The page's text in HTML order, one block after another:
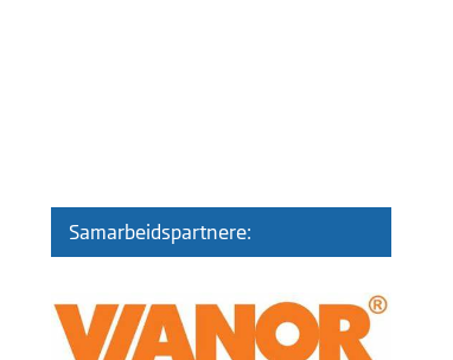
Samarbeidspartnere: